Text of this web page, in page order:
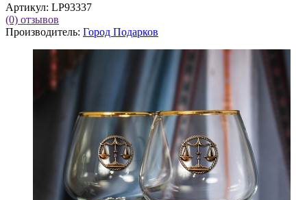
Артикул: LP93337
(0) отзывов
Производитель: Город Подарков